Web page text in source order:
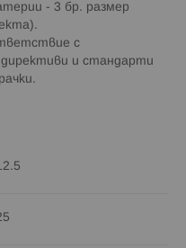
- 3 бр. размер
с
директиви и стандарти